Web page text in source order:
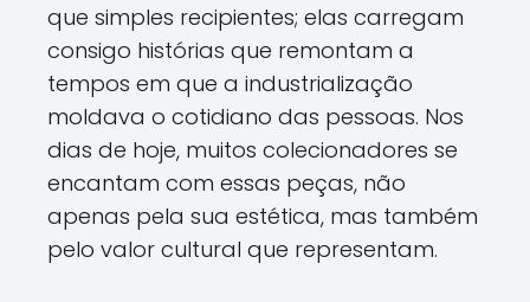
que simples recipientes; elas carregam
consigo histórias que remontam a
tempos em que a industrialização
moldava o cotidiano das pessoas. Nos
dias de hoje, muitos colecionadores se
encantam com essas peças, não
apenas pela sua estética, mas também
pelo valor cultural que representam.